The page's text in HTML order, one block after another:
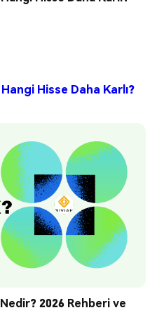
Hisse Daha Karlı?
2026 Rehberi ve